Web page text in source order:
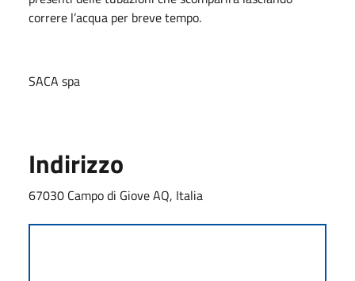
correre l’acqua per breve tempo.
SACA spa
Indirizzo
67030 Campo di Giove AQ, Italia